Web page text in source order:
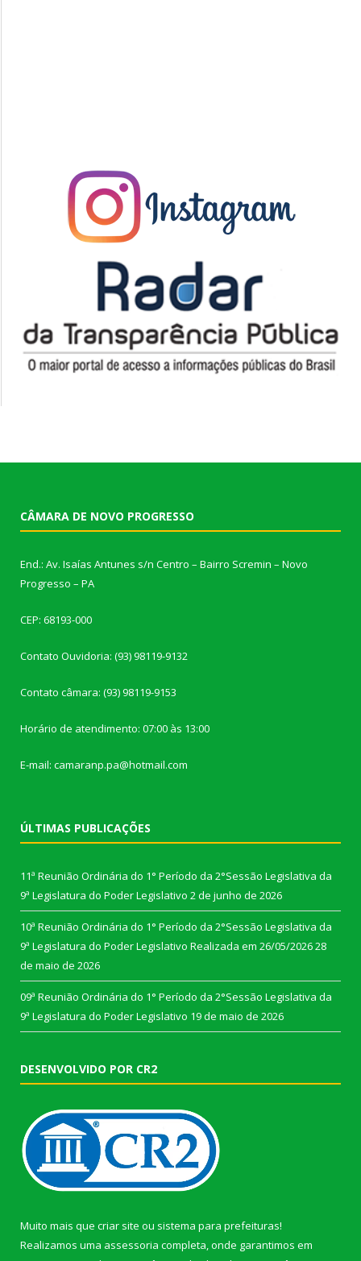
CÂMARA DE NOVO PROGRESSO
End.: Av. Isaías Antunes s/n Centro – Bairro Scremin – Novo
Progresso – PA
CEP: 68193-000
Contato Ouvidoria: (93) 98119-9132
Contato câmara: (93) 98119-9153
Horário de atendimento: 07:00 às 13:00
E-mail: camaranp.pa@hotmail.com
ÚLTIMAS PUBLICAÇÕES
11ª Reunião Ordinária do 1° Período da 2°Sessão Legislativa da
9ª Legislatura do Poder Legislativo 2 de junho de 2026
10ª Reunião Ordinária do 1° Período da 2°Sessão Legislativa da
9ª Legislatura do Poder Legislativo Realizada em 26/05/202628
de maio de 2026
09ª Reunião Ordinária do 1° Período da 2°Sessão Legislativa da
9ª Legislatura do Poder Legislativo 19 de maio de 2026
DESENVOLVIDO POR CR2
Muito mais que criar site ou sistema para prefeituras!
Realizamos uma assessoria completa, onde garantimos em